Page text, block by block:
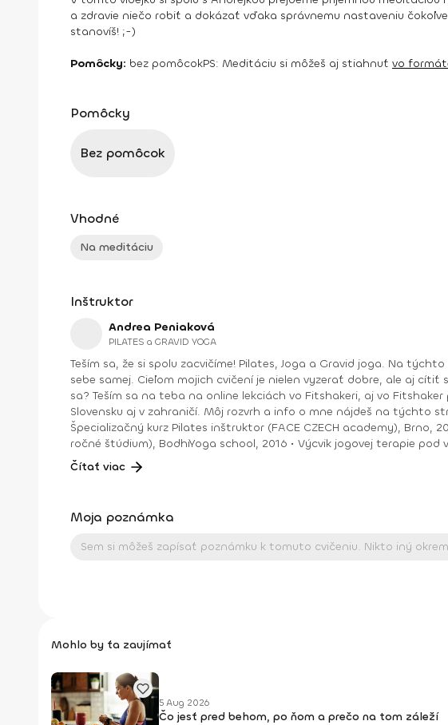
a zdravie niečo robiť a dokázať vďaka správnemu nastaveniu
stanovíš! ;-)
Pomôcky: bez pomôcokPS: Meditáciu si môžeš aj stiahnuť vo
Pomôcky
Bez pomôcok
Vhodné
Na meditáciu
Inštruktor
Andrea Peniaková
PILATES a GRAVID YOGA
Teším sa, že si spolu zacvičíme! Pilates, Joga a Gravid joga. Na týchto cvičeniach sa spolu uvidíme. Zlepšíme držanie tela, silu aj ohybnosť, dýchanie a verím, že aj vzťah k
sebe samej. Cieľom mojich cvičení je nielen vyzerať dobre, ale aj cítiť
sa? Teším sa na teba na online lekciách vo Fitshakeri, aj vo Fitshaker podcaste! Taktiež osobne na mojich hodinách v Bratislave alebo na pobytoch, ktoré organizujem na
Slovensku aj v zahraničí. Môj rozvrh a info o mne nájdeš na týchto stránkach: FB: www.facebook.com/flowandrea9 IG : @andrea_mindfulflow
Špecializačný kurz Pilates inštruktor (FACE CZECH academy), Brno, 2013 • IYN certificate – Mindfulness Yoga Instructor (mesačný intenzívny výcvik v Španielsku a
ročné štúdium), BodhiYoga school, 2016 • Výcvik jogovej terapie pod vedením M. Ďuriša, Bratislava, júl 2017 • Gravid Yoga špecializácia, Akadémia Powerjoga Slovensko,
Čítať viac
Moja poznámka
Mohlo by ťa zaujímať
5 Aug 2026
Čo jesť pred behom, po ňom a prečo na tom záleží